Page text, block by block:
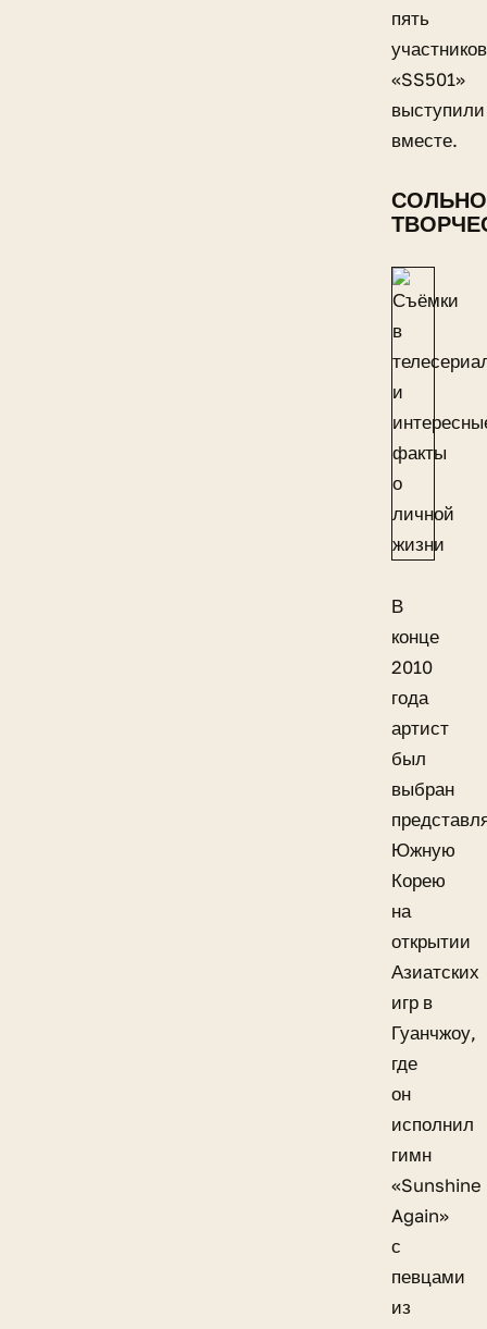
пять
участников
«SS501»
выступили
вместе.
В
конце
2010
года
артист
был
выбран
Южную
Корею
на
открытии
Азиатских
игр в
Гуанчжоу,
где
он
исполнил
гимн
«Sunshine
Again»
с
певцами
из